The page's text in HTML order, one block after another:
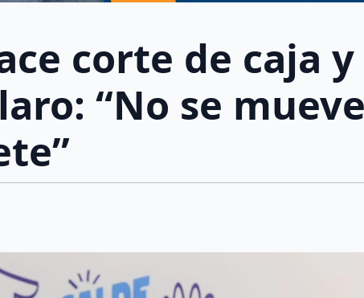
corte de caja y
“No se